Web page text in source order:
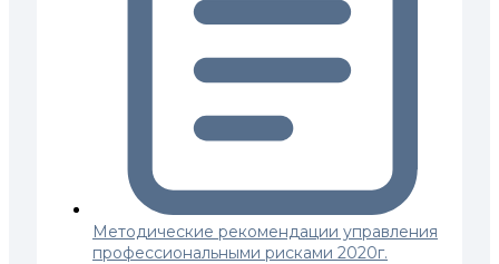
Методические рекомендации управления
профессиональными рисками 2020г.